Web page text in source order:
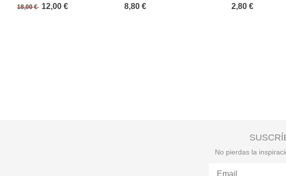
18,00 € 12,00 € 8,80 € 2,80 €
No pierdas la